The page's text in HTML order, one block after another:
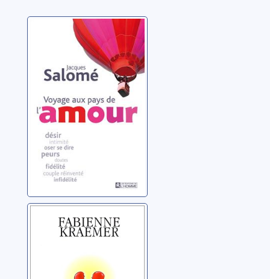
Voyage au pays
de l'amour
Salomé, Jacques
Demain, j'arrête
de vouloir
Kraemer, Fabienne